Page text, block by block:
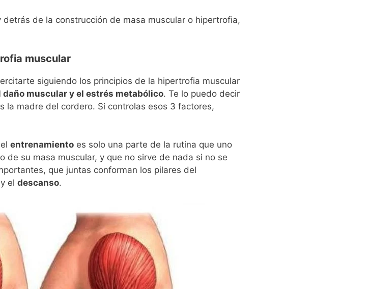
de la construcción de masa muscular o hipertrofia,
muscular
siguiendo los principios de la hipertrofia muscular
daño muscular y el estrés metabólico. Te lo puedo decir
la madre del cordero. Si controlas esos 3 factores,
entrenamiento es solo una parte de la rutina que uno
de su masa muscular, y que no sirve de nada si no se
que juntas conforman los pilares del
y el descanso.